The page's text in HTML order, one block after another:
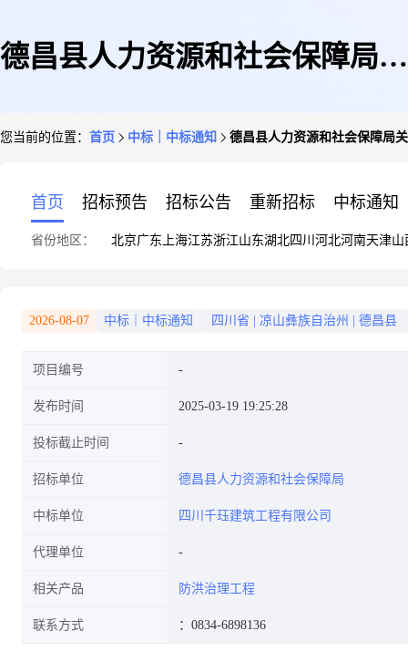
德昌县人力资源和社会保障局关
户)及撤销农民工工资专用账户
的公示〔2025〕第21号
您当前的位置： 首页 中标｜中标通知 德昌县人力资源和社会保障局
首页 招标预告 招标公告 重新招标 中标通知
省份地区： 北京广东 上海江苏浙江山东湖北四川 河北河南天津山
2026-08-07 中标｜中标通知 四川省 凉山彝族自治州 德昌县
项目编号
发布时间 2025-03-19 19:25:28
投标截止时间
招标单位 德昌县人力资源和社会保障局
中标单位 四川千珏建筑工程有限公司
代理单位
相关产品 防洪治理工程
联系方式 ：0834-6898136